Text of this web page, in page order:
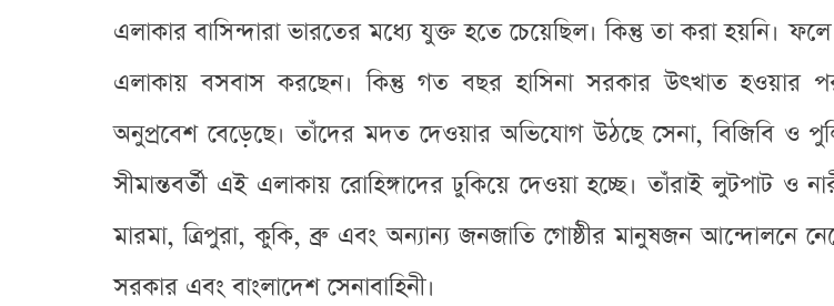
এলাকার বাসিন্দারা ভারতের মধ্যে যুক্ত হতে চেয়েছিল। কিন্তু তা করা হয়নি।
এলাকায় বসবাস করছেন। কিন্তু গত বছর হাসিনা সরকার উৎখাত হওয়ার
অনুপ্রবেশ বেড়েছে। তাঁদের মদত দেওয়ার অভিযোগ উঠছে সেনা, বিজিবি ও
সীমান্তবর্তী এই এলাকায় রোহিঙ্গাদের ঢুকিয়ে দেওয়া হচ্ছে। তাঁরাই লুটপাট ও
মারমা, ত্রিপুরা, কুকি, ব্রু এবং অন্যান্য জনজাতি গোষ্ঠীর মানুষজন আন্দোলনে
সরকার এবং বাংলাদেশ সেনাবাহিনী।